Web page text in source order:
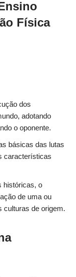
Física
dos
adotando
o oponente.
básicas das lutas
características
históricas, o
de uma ou
culturas de origem.